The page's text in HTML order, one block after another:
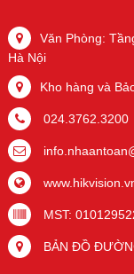
Văn Phòng:
Hà Nội
Kho hàng và
024.3762.3200
MST:
BẢN ĐỒ